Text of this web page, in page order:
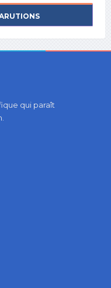
qui paraît